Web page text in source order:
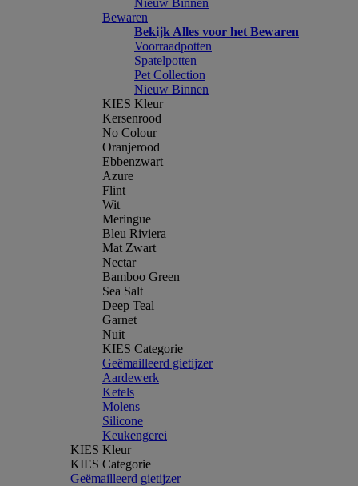
Nieuw Binnen
Bewaren
Bekijk Alles voor het Bewaren
Voorraadpotten
Spatelpotten
Pet Collection
Nieuw Binnen
KIES Kleur
Kersenrood
No Colour
Oranjerood
Ebbenzwart
Azure
Flint
Wit
Meringue
Bleu Riviera
Mat Zwart
Nectar
Bamboo Green
Sea Salt
Deep Teal
Garnet
Nuit
KIES Categorie
Geëmailleerd gietijzer
Aardewerk
Ketels
Molens
Silicone
Keukengerei
KIES Kleur
KIES Categorie
Geëmailleerd gietijzer